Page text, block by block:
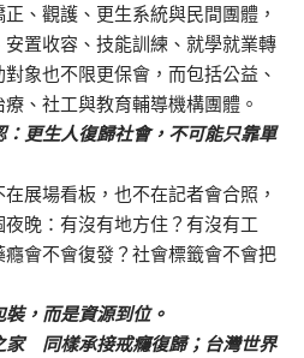
、觀護、更生系統與民間團體，
置收容、技能訓練、就學就業轉
象也不限更保會，而包括公益、
、社工與教育輔導機構團體。
更生人復歸社會，不可能只靠單
展場看板，也不在記者會合照，
晚：有沒有地方住？有沒有工
會不會復發？社會標籤會不會把
，而是資源到位。
家 同樣承接戒癮復歸；台灣世界